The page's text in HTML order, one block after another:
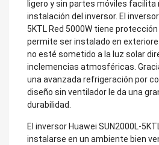
ligero y sin partes móviles facilita
instalación del inversor. El
5KTL Red 5000W tiene protección
permite ser instalado en
no esté sometido a la luz solar
inclemencias atmosféricas.
una avanzada refrigeración por
diseño sin ventilador le da una
durabilidad.
El inversor Huawei SUN2000L-
instalarse en un ambiente bien